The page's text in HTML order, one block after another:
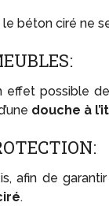
le béton ciré ne
effet possible
douche à
afin de
.